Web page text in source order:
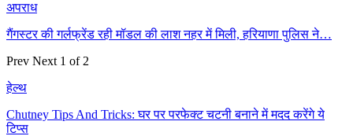
अपराध
गैंगस्टर की गर्लफ्रेंड रही मॉडल की लाश नहर में मिली, हरियाणा पुलिस ने…
Prev Next 1 of 2
हेल्थ
Chutney Tips And Tricks: घर पर परफेक्ट चटनी बनाने में मदद करेंगे ये
टिप्स